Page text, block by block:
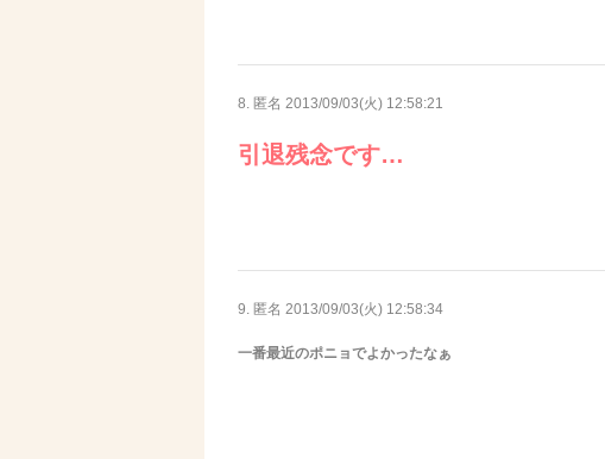
8. 匿名 2013/09/03(火) 12:58:21
引退残念です…
9. 匿名 2013/09/03(火) 12:58:34
一番最近のポニョでよかったなぁ